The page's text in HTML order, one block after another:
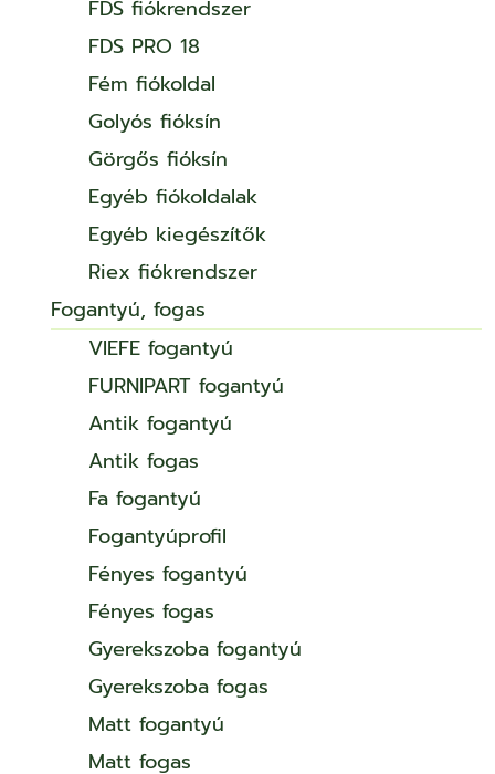
FDS fiókrendszer
FDS PRO 18
Fém fiókoldal
Golyós fióksín
Görgős fióksín
Egyéb fiókoldalak
Egyéb kiegészítők
Riex fiókrendszer
Fogantyú, fogas
VIEFE fogantyú
FURNIPART fogantyú
Antik fogantyú
Antik fogas
Fa fogantyú
Fogantyúprofil
Fényes fogantyú
Fényes fogas
Gyerekszoba fogantyú
Gyerekszoba fogas
Matt fogantyú
Matt fogas